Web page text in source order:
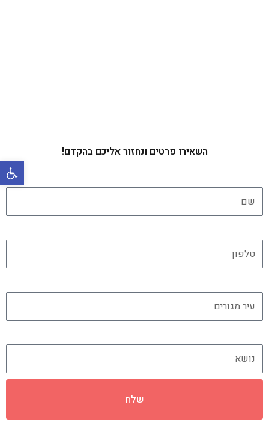
השאירו פרטים ונחזור אליכם בהקדם!
שלח
פתח